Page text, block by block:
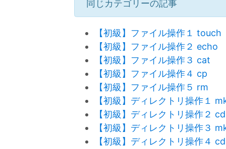
同じカテゴリーの記事
【初級】ファイル操作１ touch
【初級】ファイル操作２ echo
【初級】ファイル操作３ cat
【初級】ファイル操作４ cp
【初級】ファイル操作５ rm
【初級】ディレクトリ操作１
【初級】ディレクトリ操作２ cd
【初級】ディレクトリ操作３
【初級】ディレクトリ操作４ cd